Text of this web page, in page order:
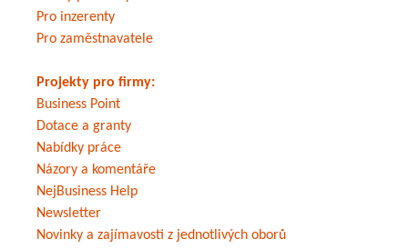
Pro inzerenty
Pro zaměstnavatele
Projekty pro firmy:
Business Point
Dotace a granty
Nabídky práce
Názory a komentáře
NejBusiness Help
Newsletter
Novinky a zajímavosti z jednotlivých oborů